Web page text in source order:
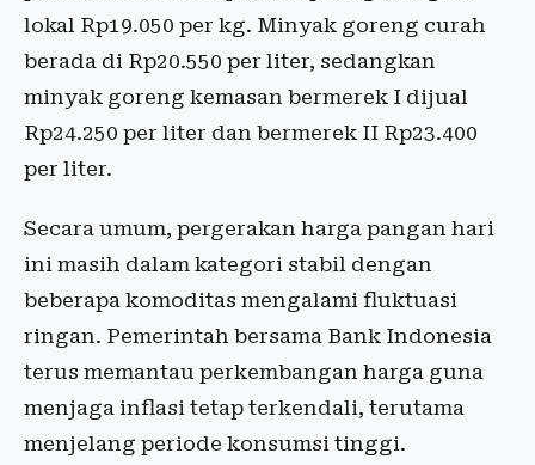
lokal Rp19.050 per kg. Minyak goreng curah
berada di Rp20.550 per liter, sedangkan
minyak goreng kemasan bermerek I dijual
Rp24.250 per liter dan bermerek II Rp23.400
per liter.
Secara umum, pergerakan harga pangan hari
ini masih dalam kategori stabil dengan
beberapa komoditas mengalami fluktuasi
ringan. Pemerintah bersama Bank Indonesia
terus memantau perkembangan harga guna
menjaga inflasi tetap terkendali, terutama
menjelang periode konsumsi tinggi.